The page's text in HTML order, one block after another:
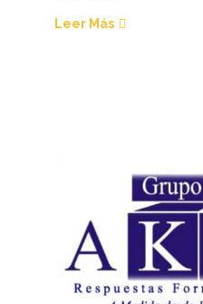
Leer Más